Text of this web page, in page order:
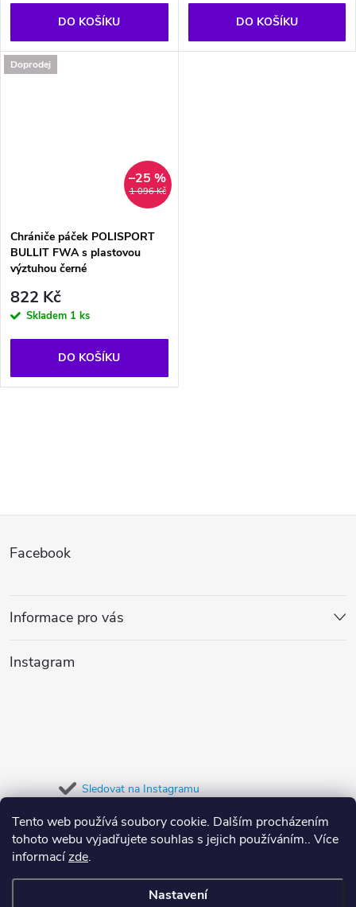
Tento web používá soubory cookie. Dalším procházením
tohoto webu vyjadřujete souhlas s jejich používáním.. Více
informacízde.
Nastavení
DO KOŠÍKU DO KOŠÍKU
Doprodej
1 096 Kč
–25 %
Chrániče páček POLISPORT
BULLIT FWA s plastovou
výztuhou černé
822 Kč
Skladem 1 ks
DO KOŠÍKU
d
c
í
k
y
v
ý
p
a
Facebook
Informace pro vás
Instagram
Sledovat na Instagramu
Přijímáme online platby